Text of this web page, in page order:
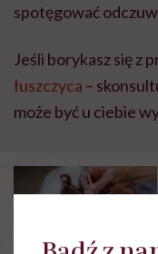
spotęgować
Jeśli borykasz się z
łuszczyca –
może być u ciebie